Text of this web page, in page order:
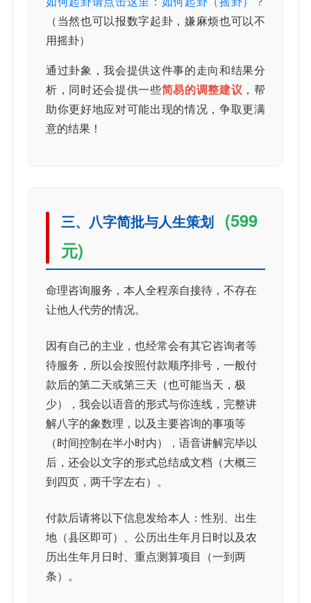
（当然也可以报数字起卦，嫌麻烦也可以不
用摇卦）
通过卦象，我会提供这件事的走向和结果分
析，同时还会提供一些简易的调整建议 ，帮
助你更好地应对可能出现的情况，争取更满
意的结果！
三、八字简批与人生策划 (599
元)
命理咨询服务，本人全程亲自接待，不存在
让他人代劳的情况。
因有自己的主业，也经常会有其它咨询者等
待服务，所以会按照付款顺序排号，一般付
款后的第二天或第三天（也可能当天，极
少），我会以语音的形式与你连线，完整讲
解八字的象数理，以及主要咨询的事项等
（时间控制在半小时内），语音讲解完毕以
后，还会以文字的形式总结成文档（大概三
到四页，两千字左右）。
付款后请将以下信息发给本人：性别、出生
地（县区即可）、公历出生年月日时以及农
历出生年月日时、重点测算项目（一到两
条）。